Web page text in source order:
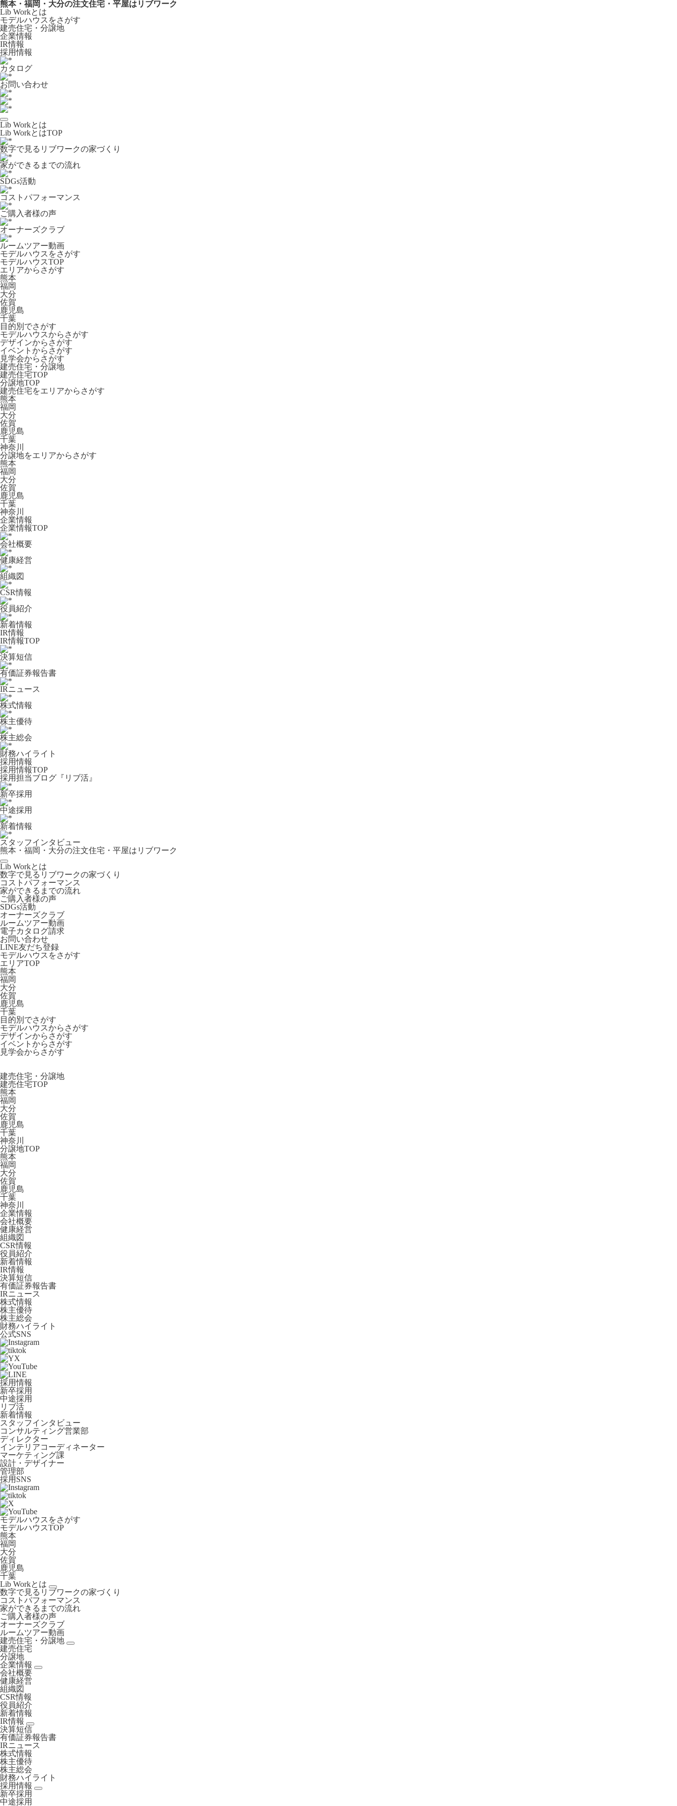
熊本・福岡・大分の注文住宅・平屋はリブワーク
Lib Workとは
モデルハウスをさがす
建売住宅・分譲地
企業情報
IR情報
採用情報
カタログ
お問い合わせ
Lib Workとは
Lib WorkとはTOP
数字で⾒るリブワークの家づくり
家ができるまでの流れ
SDGs活動
コストパフォーマンス
ご購入者様の声
オーナーズクラブ
ルームツアー動画
モデルハウスをさがす
モデルハウスTOP
エリアからさがす
熊本
福岡
大分
佐賀
鹿児島
千葉
目的別でさがす
モデルハウスからさがす
デザインからさがす
イベントからさがす
見学会からさがす
建売住宅・分譲地
建売住宅TOP
分譲地TOP
建売住宅をエリアからさがす
熊本
福岡
大分
佐賀
鹿児島
千葉
神奈川
分譲地をエリアからさがす
熊本
福岡
大分
佐賀
鹿児島
千葉
神奈川
企業情報
企業情報TOP
会社概要
健康経営
組織図
CSR情報
役員紹介
新着情報
IR情報
IR情報TOP
決算短信
有価証券報告書
IRニュース
株式情報
株主優待
株主総会
財務ハイライト
採用情報
採用情報TOP
採用担当ブログ『リブ活』
新卒採用
中途採用
新着情報
スタッフインタビュー
熊本・福岡・大分の注文住宅・平屋はリブワーク
Lib Workとは
数字で見るリブワークの家づくり
コストパフォーマンス
家ができるまでの流れ
ご購入者様の声
SDGs活動
オーナーズクラブ
ルームツアー動画
電子カタログ請求
お問い合わせ
LINE友だち登録
モデルハウスをさがす
エリアTOP
熊本
福岡
大分
佐賀
鹿児島
千葉
目的別でさがす
モデルハウスからさがす
デザインからさがす
イベントからさがす
見学会からさがす
建売住宅・分譲地
建売住宅TOP
熊本
福岡
大分
佐賀
鹿児島
千葉
神奈川
分譲地TOP
熊本
福岡
大分
佐賀
鹿児島
千葉
神奈川
企業情報
会社概要
健康経営
組織図
CSR情報
役員紹介
新着情報
IR情報
決算短信
有価証券報告書
IRニュース
株式情報
株主優待
株主総会
財務ハイライト
公式SNS
採用情報
新卒採用
中途採用
リブ活
新着情報
スタッフインタビュー
コンサルティング営業部
ディレクター
インテリアコーディネーター
マーケティング課
設計・デザイナー
管理部
採用SNS
モデルハウスをさがす
モデルハウスTOP
熊本
福岡
大分
佐賀
鹿児島
千葉
Lib Workとは
数字で見るリブワークの家づくり
コストパフォーマンス
家ができるまでの流れ
ご購入者様の声
オーナーズクラブ
ルームツアー動画
建売住宅・分譲地
建売住宅
分譲地
企業情報
会社概要
健康経営
組織図
CSR情報
役員紹介
新着情報
IR情報
決算短信
有価証券報告書
IRニュース
株式情報
株主優待
株主総会
財務ハイライト
採用情報
新卒採用
中途採用